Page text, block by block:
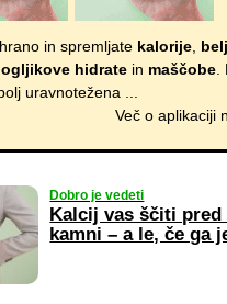
in spremljate kalorije,
ogljikove hidrate in maščobe.
uravnotežena ...
Več o aplikaciji
Dobro je vedeti
Kalcij vas ščiti
kamni – a le, če ga